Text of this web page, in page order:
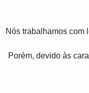
Nós trabalhamos com
Porém, devido às